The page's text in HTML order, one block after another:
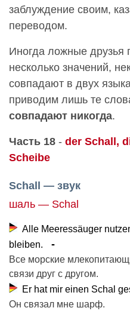
заблуждение своим,
переводом.
Иногда ложные друзья
несколько значений,
совпадают в двух
приводим лишь те
совпадают никогда.
Часть 18 - der Schall,
Scheibe
Schall — звук
шаль — Schal
Alle Meeressäuger
bleiben.
Все морские
связи друг с другом.
Er hat mir einen Schal
Он связал мне шарф.